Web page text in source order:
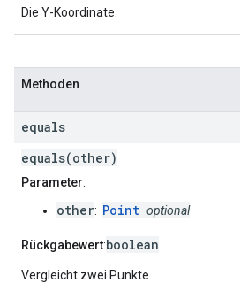
Die Y-Koordinate.
Methoden
equals
equals(other)
Parameter:
other: Point optional
Rückgabewert:boolean
Vergleicht zwei Punkte.